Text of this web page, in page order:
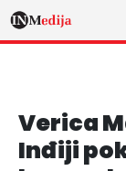
Verica
Inđiji